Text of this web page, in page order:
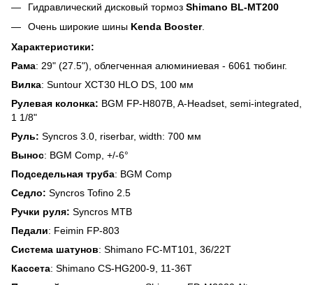
Гидравлический дисковый тормоз Shimano BL-MT200
Очень широкие шины Kenda Booster.
Характеристики:
Рама: 29" (27.5"), облегченная алюминиевая - 6061 тюбинг.
Вилка: Suntour XCT30 HLO DS, 100 мм
Рулевая колонка: BGM FP-H807B, A-Headset, semi-integrated,
1 1/8"
Руль: Syncros 3.0, riserbar, width: 700 мм
Вынос: BGM Comp, +/-6°
Подседельная труба: BGM Comp
Седло: Syncros Tofino 2.5
Ручки руля: Syncros MTB
Педали: Feimin FP-803
Система шатунов: Shimano FC-MT101, 36/22Т
Кассета: Shimano CS-HG200-9, 11-36Т